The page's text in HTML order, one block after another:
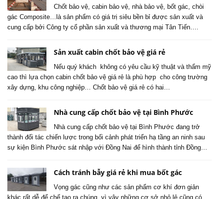
Chốt bảo vệ, cabin bảo vệ, nhà bảo vệ, bốt gác, chòi
gác Composite…là sản phẩm có giá trị siêu bền bỉ được sản xuất và
cung cấp bởi Công ty cổ phần sản xuất và thương mại Tân Tiến….
Sản xuất cabin chốt bảo vệ giá rẻ
Nếu quý khách không có yêu cầu kỹ thuật và thẩm mỹ
cao thì lựa chọn cabin chốt bảo vệ giá rẻ là phù hợp cho công trường
xây dựng, khu công nghiệp… Chốt bảo vệ giá rẻ có hai…
Nhà cung cấp chốt bảo vệ tại Bình Phước
Nhà cung cấp chốt bảo vệ tại Bình Phước đang trở
thành đối tác chiến lược trong bối cảnh phát triển hạ tầng an ninh sau
sự kiện Bình Phước sát nhập với Đồng Nai để hình thành tỉnh Đồng…
Cách tránh bẫy giá rẻ khi mua bốt gác
Vọng gác cũng như các sản phẩm cơ khí đơn giản
khác rất dễ để chế tạo ra chúng, vì vậy những cơ sở nhỏ lẻ cũng có